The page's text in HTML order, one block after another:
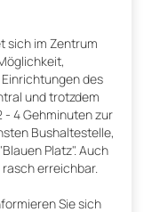
sich im Zentrum
des
und trotzdem
- 4 Gehminuten zur
Bushaltestelle,
Platz". Auch
erreichbar.
Sie sich